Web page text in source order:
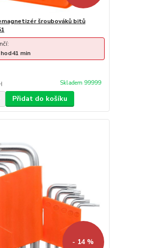
šroubováků bitů
Skladem 99999
hod41 min
Přidat do košíku
- 14 %